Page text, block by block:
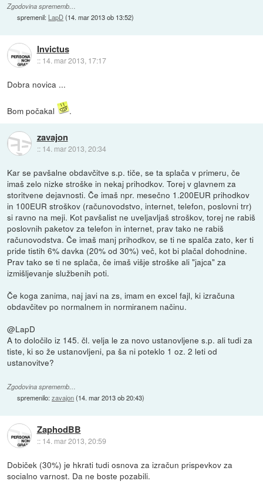
Zgodovina sprememb…
spremenil: LapD(14. mar 2013 ob 13:52)
Invictus
:: 14. mar 2013, 17:17
Dobra novica ...
Bom počakal .
zavajon
:: 14. mar 2013, 20:34
Kar se pavšalne obdavčitve s.p. tiče, se ta splača v primeru, če
imaš zelo nizke stroške in nekaj prihodkov. Torej v glavnem za
storitvene dejavnosti. Če imaš npr. mesečno 1.200EUR prihodkov
in 100EUR stroškov (računovodstvo, internet, telefon, poslovni trr)
si ravno na meji. Kot pavšalist ne uveljavljaš stroškov, torej ne rabiš
poslovnih paketov za telefon in internet, prav tako ne rabiš
računovodstva. Če imaš manj prihodkov, se ti ne spalča zato, ker ti
pride tistih 6% davka (20% od 30%) več, kot bi plačal dohodnine.
Prav tako se ti ne splača, če imaš višje stroške ali "jajca" za
izmišljevanje službenih poti.
Če koga zanima, naj javi na zs, imam en excel fajl, ki izračuna
obdavčitev po normalnem in normiranem načinu.
@LapD
A to določilo iz 145. čl. velja le za novo ustanovljene s.p. ali tudi za
tiste, ki so že ustanovljeni, pa ša ni poteklo 1 oz. 2 leti od
ustanovitve?
Zgodovina sprememb…
spremenilo:zavajon(14. mar 2013 ob 20:43)
ZaphodBB
:: 14. mar 2013, 20:59
Dobiček (30%) je hkrati tudi osnova za izračun prispevkov za
socialno varnost. Da ne boste pozabili.